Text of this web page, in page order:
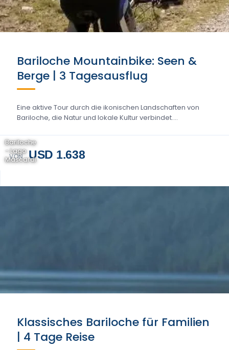
Bariloche Mountainbike: Seen &
Berge | 3 Tagesausflug
Eine aktive Tour durch die ikonischen Landschaften von
Bariloche, die Natur und lokale Kultur verbindet....
VON USD 1.638
Bariloche
- Lago
Mascardi
Klassisches Bariloche für Familien
| 4 Tage Reise